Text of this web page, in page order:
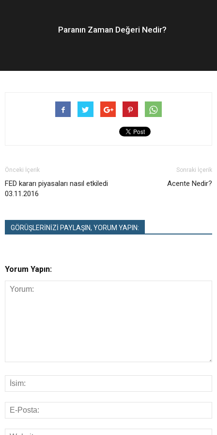
Paranın Zaman Değeri Nedir?
Önceki İçerik
FED kararı piyasaları nasıl etkiledi
03.11.2016
Sonraki İçerik
Acente Nedir?
GÖRÜŞLERİNİZİ PAYLAŞIN, YORUM YAPIN:
Yorum Yapın: